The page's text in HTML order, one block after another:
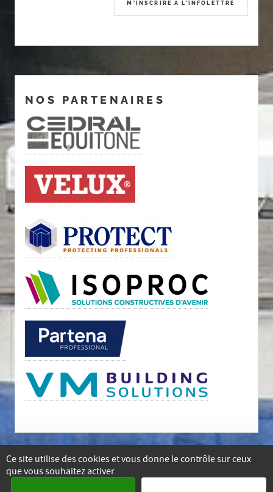
Ce site utilise des cookies et vous donne le contrôle sur ceux
que vous souhaitez activer
NOS PARTENAIRES